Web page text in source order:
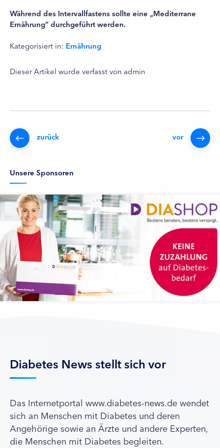
Während des Intervallfastens sollte eine „Mediterrane
Ernährung“ durchgeführt werden.
Kategorisiert in: Ernährung
Dieser Artikel wurde verfasst von admin
zurück vor
Unsere Sponsoren
Diabetes News stellt sich vor
Das Internetportal www.diabetes-news.de wendet
sich an Menschen mit Diabetes und deren
Angehörige sowie an Ärzte und andere Experten,
die Menschen mit Diabetes begleiten.